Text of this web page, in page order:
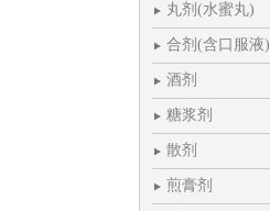
丸剂(水蜜丸)
合剂(含口服液)
酒剂
糖浆剂
散剂
煎膏剂